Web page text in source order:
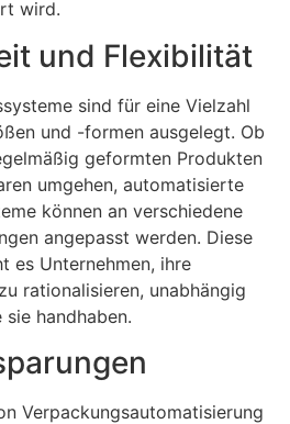
wird.
und Flexibilität
sind für eine Vielzahl
und -formen ausgelegt. Ob
geformten Produkten
umgehen, automatisierte
können an verschiedene
angepasst werden. Diese
es Unternehmen, ihre
rationalisieren, unabhängig
handhaben.
Verpackungsautomatisierung